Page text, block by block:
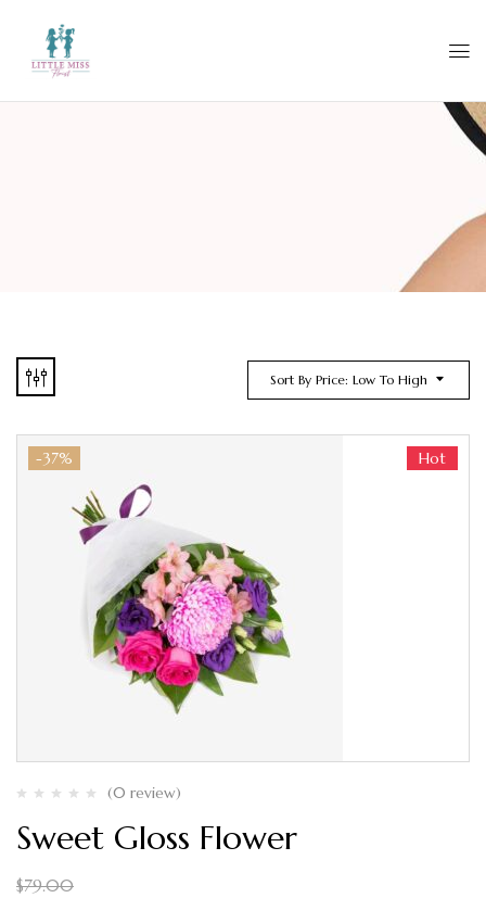
Sort By Price: Low To High
Hot
-37%
(0 review)
Sweet Gloss Flower
$79.00